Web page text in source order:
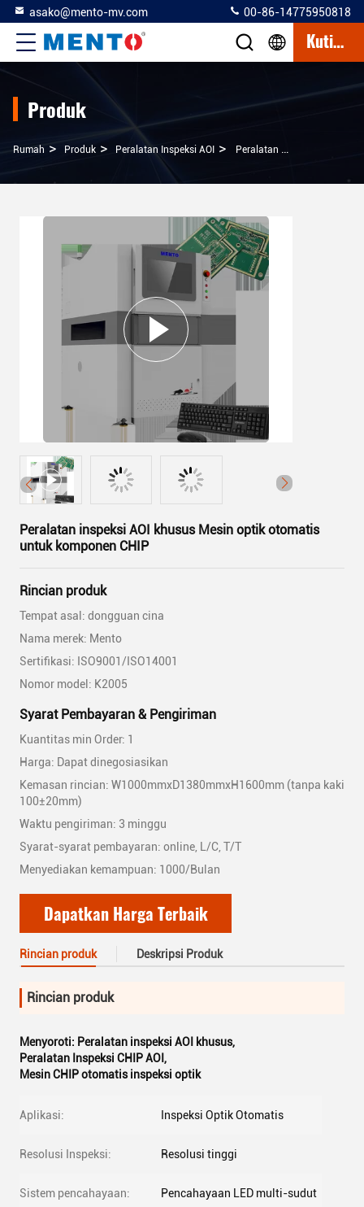
asako@mento-mv.com 00-86-14775950818
Kutipan
Produk
Rumah > Produk > Peralatan Inspeksi AOI > Peralatan Inspeksi AOI Khusus Mesin Optik Otomatis Untuk Komponen CHIP
Peralatan inspeksi AOI khusus Mesin optik otomatis
untuk komponen CHIP
Rincian produk
Tempat asal: dongguan cina
Nama merek: Mento
Sertifikasi: ISO9001/ISO14001
Nomor model: K2005
Syarat Pembayaran & Pengiriman
Kuantitas min Order: 1
Harga: Dapat dinegosiasikan
Kemasan rincian: W1000mmxD1380mmxH1600mm (tanpa kaki
100±20mm)
Waktu pengiriman: 3 minggu
Syarat-syarat pembayaran: online, L/C, T/T
Menyediakan kemampuan: 1000/Bulan
Dapatkan Harga Terbaik
Rincian produk Deskripsi Produk
Rincian produk
Menyoroti: Peralatan inspeksi AOI khusus,
Peralatan Inspeksi CHIP AOI ,
Mesin CHIP otomatis inspeksi optik
Aplikasi: Inspeksi Optik Otomatis
Resolusi Inspeksi: Resolusi tinggi
Sistem pencahayaan: Pencahayaan LED multi-sudut